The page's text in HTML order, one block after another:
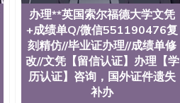
办理**英国索尔福德大学文凭
+成绩单Q/微信551190476复
刻精仿//毕业证办理//成绩单修
改//文凭【留信认证】办理【学
历认证】咨询，国外证件遗失
补办